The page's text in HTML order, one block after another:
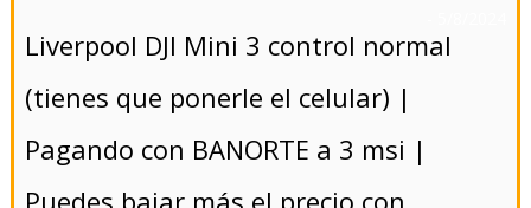
Liverpool DJI Mini 3 control normal
(tienes que ponerle el celular) |
Pagando con BANORTE a 3 msi |
Puedes bajar más el precio con